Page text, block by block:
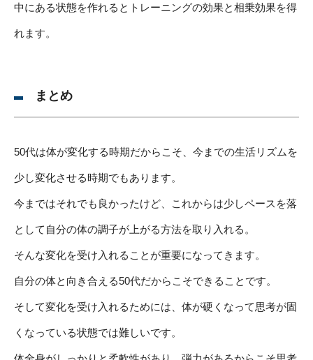
中にある状態を作れるとトレーニングの効果と相乗効果を得
れます。
まとめ
50代は体が変化する時期だからこそ、今までの生活リズムを
少し変化させる時期でもあります。
今まではそれでも良かったけど、これからは少しペースを落
として自分の体の調子が上がる方法を取り入れる。
そんな変化を受け入れることが重要になってきます。
自分の体と向き合える50代だからこそできることです。
そして変化を受け入れるためには、体が硬くなって思考が固
くなっている状態では難しいです。